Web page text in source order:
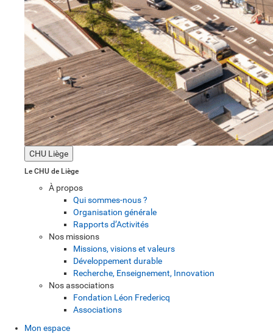
CHU Liège
Le CHU de Liège
À propos
Qui sommes-nous ?
Organisation générale
Rapports d’Activités
Nos missions
Missions, visions et valeurs
Développement durable
Recherche, Enseignement, Innovation
Nos associations
Fondation Léon Fredericq
Associations
Mon espace